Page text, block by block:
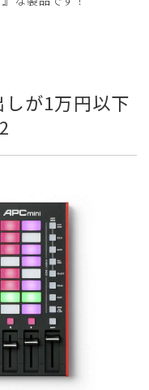
が1万円以下